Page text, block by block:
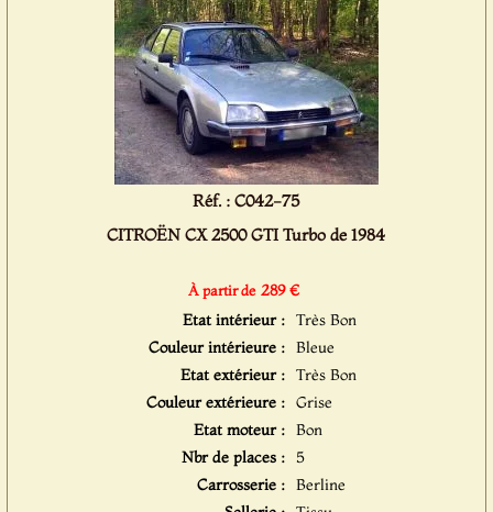
Réf. : C042-75
CITROËN CX 2500 GTI Turbo de 1984
À partir de 289 €
Etat intérieur : Très Bon
Couleur intérieure : Bleue
Etat extérieur : Très Bon
Couleur extérieure : Grise
Etat moteur : Bon
Nbr de places : 5
Carrosserie : Berline